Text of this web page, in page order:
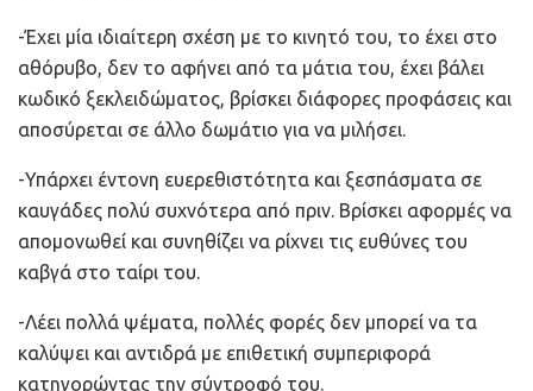
-Έχει μία ιδιαίτερη σχέση με το κινητό του, το έχει στο
αθόρυβο, δεν το αφήνει από τα μάτια του, έχει βάλει
κωδικό ξεκλειδώματος, βρίσκει διάφορες προφάσεις και
αποσύρεται σε άλλο δωμάτιο για να μιλήσει.
-Υπάρχει έντονη ευερεθιστότητα και ξεσπάσματα σε
καυγάδες πολύ συχνότερα από πριν. Βρίσκει αφορμές να
απομονωθεί και συνηθίζει να ρίχνει τις ευθύνες του
καβγά στο ταίρι του.
-Λέει πολλά ψέματα, πολλές φορές δεν μπορεί να τα
καλύψει και αντιδρά με επιθετική συμπεριφορά
κατηγορώντας την σύντροφό του.